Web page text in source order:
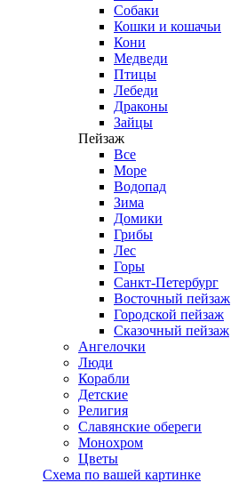
Собаки
Кошки и кошачьи
Кони
Медведи
Птицы
Лебеди
Драконы
Зайцы
Пейзаж
Все
Море
Водопад
Зима
Домики
Грибы
Лес
Горы
Санкт-Петербург
Восточный пейзаж
Городской пейзаж
Сказочный пейзаж
Ангелочки
Люди
Корабли
Детские
Религия
Славянские обереги
Монохром
Цветы
Схема по вашей картинке